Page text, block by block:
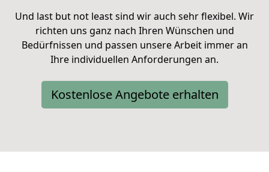
Und last but not least sind wir auch sehr flexibel. Wir
richten uns ganz nach Ihren Wünschen und
Bedürfnissen und passen unsere Arbeit immer an
Ihre individuellen Anforderungen an.
Kostenlose Angebote erhalten